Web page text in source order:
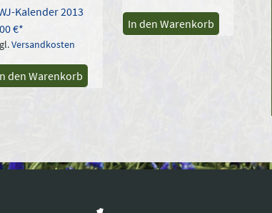
Kalender 2013
€
Versandkosten
den Warenkorb
In den Warenkorb